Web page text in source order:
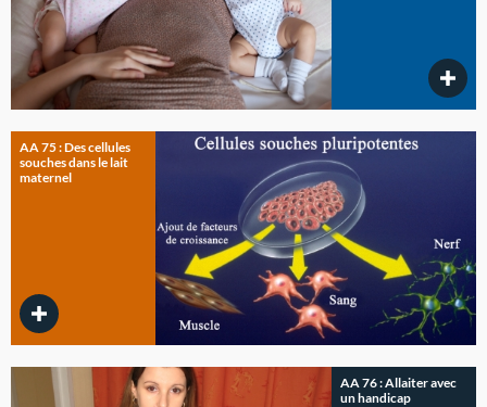
AA 75 : Des cellules
souches dans le lait
maternel
AA 76 : Allaiter avec
un handicap